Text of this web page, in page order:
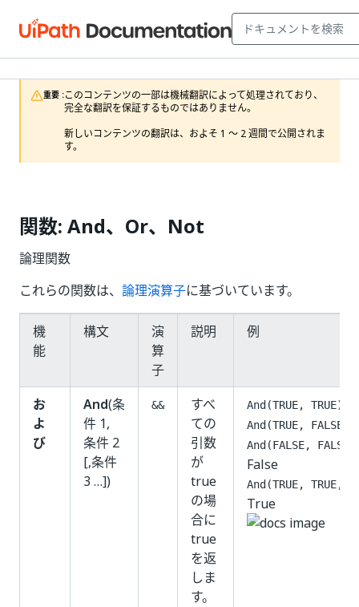
重要 :このコンテンツの一部は機械翻訳によって処理されており、
完全な翻訳を保証するものではありません。
新しいコンテンツの翻訳は、およそ 1 ～ 2 週間で公開されま
す。
関数: And、Or、Not
論理関数
これらの関数は、 論理演算子に基づいています。
機
能
構文
演
算
子
説明 例
お
よ
び
And(条
件 1,
条件 2
[,条件
3 …])
&&
すべ
ての
引数
が
true
の場
合に
true
を返
しま
す。
And(TRUE, TRUE):
And(TRUE, FALSE):
And(FALSE,
False
And(TRUE, TRUE,
True